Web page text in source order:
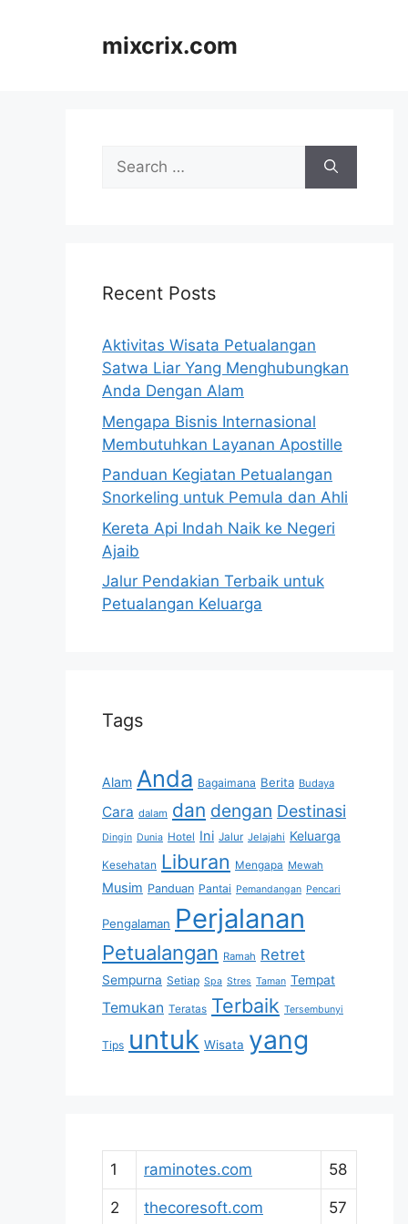
mixcrix.com
Search
for:
Recent Posts
Aktivitas Wisata Petualangan
Satwa Liar Yang Menghubungkan
Anda Dengan Alam
Mengapa Bisnis Internasional
Membutuhkan Layanan Apostille
Panduan Kegiatan Petualangan
Snorkeling untuk Pemula dan Ahli
Kereta Api Indah Naik ke Negeri
Ajaib
Jalur Pendakian Terbaik untuk
Petualangan Keluarga
Tags
Alam Anda Bagaimana Berita Budaya
Cara dalam dan dengan Destinasi
Dingin Dunia Hotel Ini Jalur Jelajahi Keluarga
Kesehatan Liburan Mengapa Mewah
Musim Panduan Pantai Pemandangan Pencari
Pengalaman Perjalanan
Petualangan Ramah Retret
Sempurna Setiap Spa Stres Taman Tempat
Temukan Teratas Terbaik Tersembunyi
Tips untuk Wisata yang
1 raminotes.com 58
2 thecoresoft.com 57